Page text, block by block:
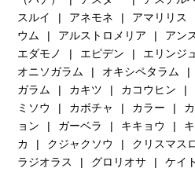
スルイ
アネモネ アマリリス
ウム
アルストロメリア アン
エダモノ
エピデン エリンジ
オニソガラム
オキシペタラム
ガラム
カキツ カコウヒン
ミソウ
カボチャ カラー
ョン
ガーベラ キキョウ
カ
クジャクソウ クリスマス
ラジオラス
グロリオサ ケイト